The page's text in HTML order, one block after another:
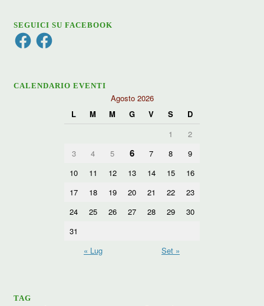
SEGUICI SU FACEBOOK
FacebookFacebook
CALENDARIO EVENTI
Agosto 2026
L
M M G V S
D
1
2
3
4 5 6 7 8
9
10
11 12 13 14 15
16
17
18 19 20 21 22
23
24
25 26 27 28 29
30
31
« Lug
Set »
TAG